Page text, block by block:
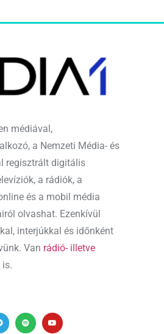
médiával,
a Nemzeti Média- és
regisztrált digitális
a rádiók, a
és a mobil média
olvashat. Ezenkívül
interjúkkal és időnként
Van rádió- illetve
is.